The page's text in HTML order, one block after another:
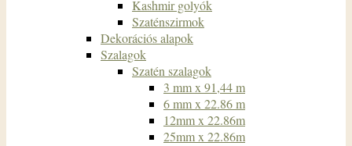
Kashmir golyók
Szaténszirmok
Dekorációs alapok
Szalagok
Szatén szalagok
3 mm x 91,44 m
6 mm x 22.86 m
12mm x 22.86m
25mm x 22.86m